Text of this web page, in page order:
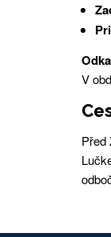
V
Před